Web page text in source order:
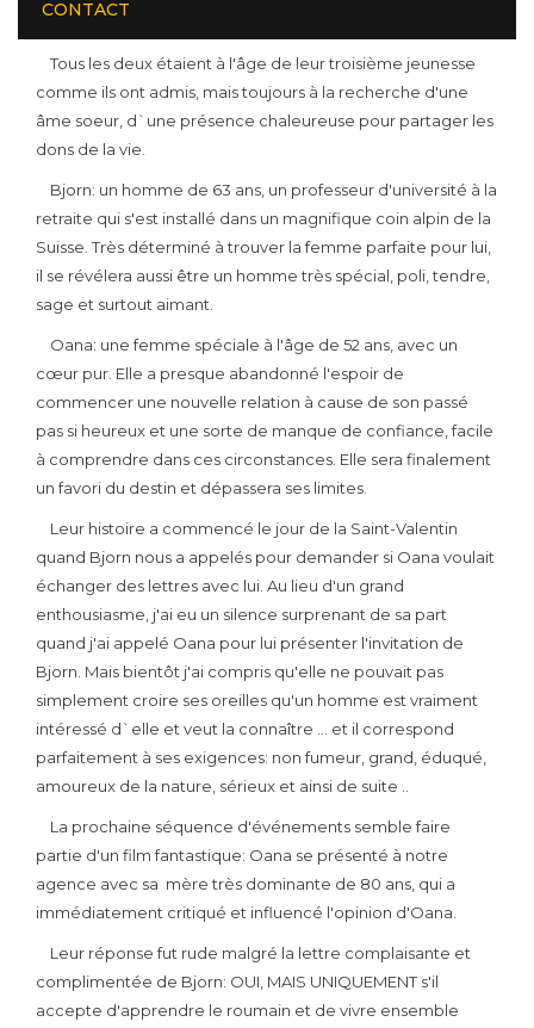
CONTACT
Tous les deux étaient à l'âge de leur troisième jeunesse
comme ils ont admis, mais toujours à la recherche d'une
âme soeur, d`une présence chaleureuse pour partager les
dons de la vie.
Bjorn: un homme de 63 ans, un professeur d'université à la
retraite qui s'est installé dans un magnifique coin alpin de la
Suisse. Très déterminé à trouver la femme parfaite pour lui,
il se révélera aussi être un homme très spécial, poli, tendre,
sage et surtout aimant.
Oana: une femme spéciale à l'âge de 52 ans, avec un
cœur pur. Elle a presque abandonné l'espoir de
commencer une nouvelle relation à cause de son passé
pas si heureux et une sorte de manque de confiance, facile
à comprendre dans ces circonstances. Elle sera finalement
un favori du destin et dépassera ses limites.
Leur histoire a commencé le jour de la Saint-Valentin
quand Bjorn nous a appelés pour demander si Oana voulait
échanger des lettres avec lui. Au lieu d'un grand
enthousiasme, j'ai eu un silence surprenant de sa part
quand j'ai appelé Oana pour lui présenter l'invitation de
Bjorn. Mais bientôt j'ai compris qu'elle ne pouvait pas
simplement croire ses oreilles qu'un homme est vraiment
intéressé d`elle et veut la connaître ... et il correspond
parfaitement à ses exigences: non fumeur, grand, éduqué,
amoureux de la nature, sérieux et ainsi de suite ..
La prochaine séquence d'événements semble faire
partie d'un film fantastique: Oana se présenté à notre
agence avec sa mère très dominante de 80 ans, qui a
immédiatement critiqué et influencé l'opinion d'Oana.
Leur réponse fut rude malgré la lettre complaisante et
complimentée de Bjorn: OUI, MAIS UNIQUEMENT s'il
accepte d'apprendre le roumain et de vivre ensemble